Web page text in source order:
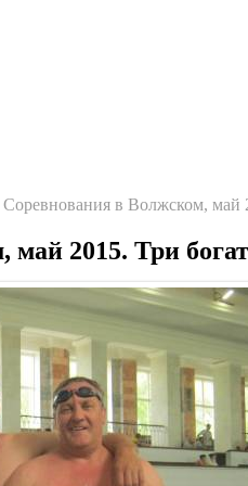
Соревнования в Волжском, май
май 2015. Три